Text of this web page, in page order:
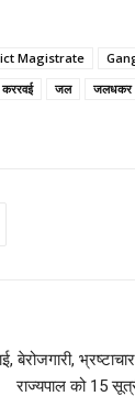
Magistrate
कररवई जल जलधकर
बेरोजगारी,
राज्यपाल को 15